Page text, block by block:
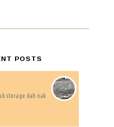
POSTS
storage dah nak